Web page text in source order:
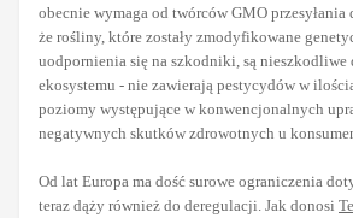
obecnie wymaga od twórców GMO
że rośliny, które zostały zmodyfikowane
uodpornienia się na szkodniki, są
ekosystemu - nie zawierają pestycydów w
poziomy występujące w konwencjonalnych
negatywnych skutków zdrowotnych u
Od lat Europa ma dość surowe ograniczenia
teraz dąży również do deregulacji. Jak donosi